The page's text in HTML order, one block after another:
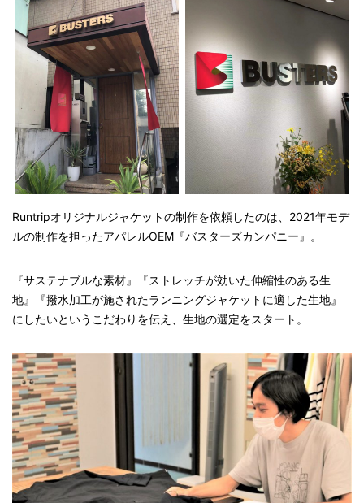
Runtripオリジナルジャケットの制作を依頼したのは、2021年モデ
ルの制作を担ったアパレルOEM『バスターズカンパニー』。
『サステナブルな素材』『ストレッチが効いた伸縮性のある生
地』『撥水加工が施されたランニングジャケットに適した生地』
にしたいというこだわりを伝え、生地の選定をスタート。